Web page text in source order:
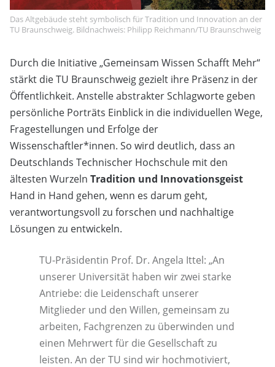
Das Altgebäude steht symbolisch für Tradition und Innovation an der
TU Braunschweig. Bildnachweis: Philipp Reichmann/TU Braunschweig
Durch die Initiative „Gemeinsam Wissen Schafft Mehr“
stärkt die TU Braunschweig gezielt ihre Präsenz in der
Öffentlichkeit. Anstelle abstrakter Schlagworte geben
persönliche Porträts Einblick in die individuellen Wege,
Fragestellungen und Erfolge der
Wissenschaftler*innen. So wird deutlich, dass an
Deutschlands Technischer Hochschule mit den
ältesten Wurzeln Tradition und Innovationsgeist
Hand in Hand gehen, wenn es darum geht,
verantwortungsvoll zu forschen und nachhaltige
Lösungen zu entwickeln.
TU-Präsidentin Prof. Dr. Angela Ittel: „An
unserer Universität haben wir zwei starke
Antriebe: die Leidenschaft unserer
Mitglieder und den Willen, gemeinsam zu
arbeiten, Fachgrenzen zu überwinden und
einen Mehrwert für die Gesellschaft zu
leisten. An der TU sind wir hochmotiviert,